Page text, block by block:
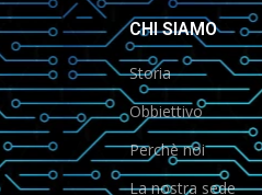
CHI SIAMO
Storia
Obbiettivo
Perchè noi
La nostra sede